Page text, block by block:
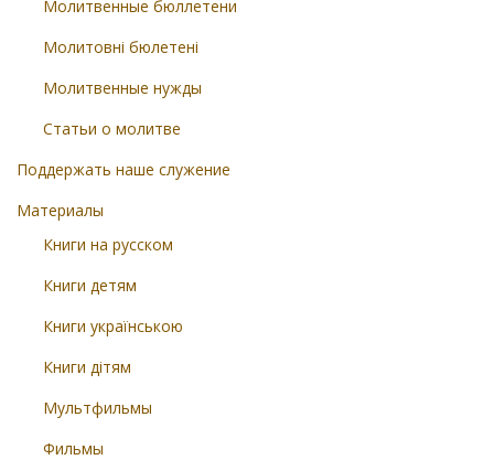
Молитвенные бюллетени
Молитовні бюлетені
Молитвенные нужды
Статьи о молитве
Поддержать наше служение
Материалы
Книги на русском
Книги детям
Книги українською
Книги дітям
Мультфильмы
Фильмы